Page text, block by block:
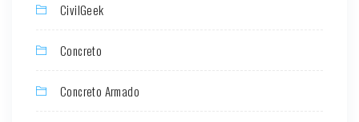
CivilGeek
Concreto
Concreto Armado